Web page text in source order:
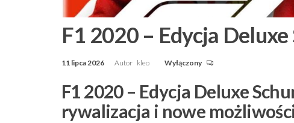
F1 2020 – Edycja Deluxe
11 lipca 2026 Autor kleo Wyłączony
F1 2020 – Edycja Deluxe
rywalizacja i nowe